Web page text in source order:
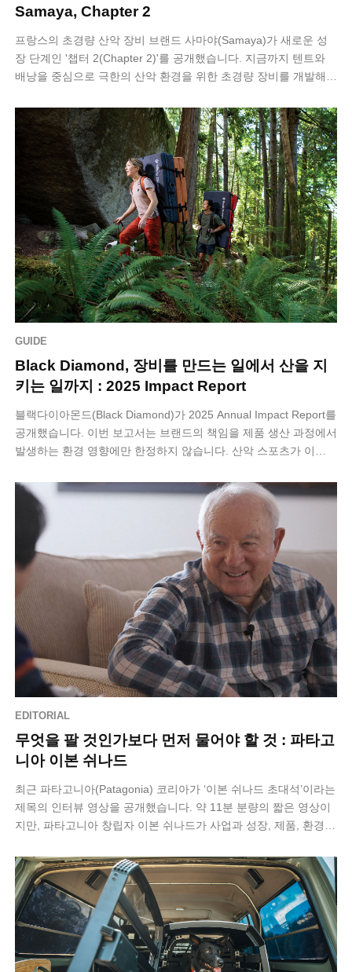
Samaya, Chapter 2
프랑스의 초경량 산악 장비 브랜드 사마야(Samaya)가 새로운 성
장 단계인 '챕터 2(Chapter 2)'를 공개했습니다. 지금까지 텐트와
배낭을 중심으로 극한의 산악 환경을 위한 초경량 장비를 개발해
GUIDE
Black Diamond, 장비를 만드는 일에서 산을 지
키는 일까지 : 2025 Impact Report
블랙다이아몬드(Black Diamond)가 2025 Annual Impact Report를
공개했습니다. 이번 보고서는 브랜드의 책임을 제품 생산 과정에서
발생하는 환경 영향에만 한정하지 않습니다. 산악 스포츠가 이…
EDITORIAL
무엇을 팔 것인가보다 먼저 물어야 할 것 : 파타고
니아 이본 쉬나드
최근 파타고니아(Patagonia) 코리아가 ‘이본 쉬나드 초대석’​이라는
제목의 인터뷰 영상을 공개했습니다. 약 11분 분량의 짧은 영상이
지만, 파타고니아 창립자 이본 쉬나드가 사업과 성장, 제품, 환경에